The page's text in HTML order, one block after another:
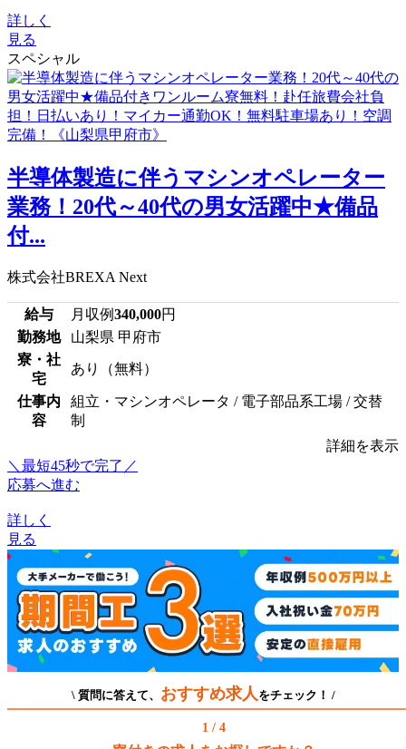
詳しく
見る
スペシャル
半導体製造に伴うマシンオペレーター
業務！20代～40代の男女活躍中★備品
付...
株式会社BREXA Next
給与 月収例340,000円
勤務地
山梨県 甲府市
寮・社
宅
あり（無料）
仕事内
容
組立・マシンオペレータ / 電子部品系工場 / 交替
制
詳細を表示
＼最短45秒で完了／
応募へ進む
詳しく
見る
\ 質問に答えて、 おすすめ求人 をチェック！ /
1 / 4